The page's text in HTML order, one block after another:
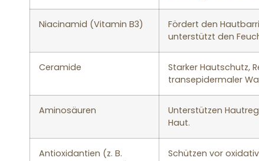
Niacinamid (Vitamin B3)
Fördert den
unterstützt den
Ceramide
Starker Hautschutz,
transepidermaler
Aminosäuren
Unterstützen
Haut.
Antioxidantien (z. B.
Schützen vor